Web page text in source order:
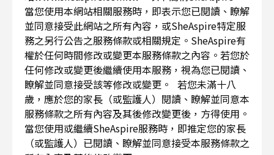
當您使用本網站相關服務時，即表示您已閱讀、瞭解
並同意接受此網站之所有內容，或SheAspire特定服
務之另行公告之服務條款或相關規定。SheAspire有
權於任何時間修改或變更本服務條款之內容。若您於
任何修改或變更後繼續使用本服務，視為您已閱讀、
瞭解並同意接受該等修改或變更。 若您未滿十八
歲，應於您的家長（或監護人）閱讀、瞭解並同意本
服務條款之所有內容及其後修改變更後，方得使用。
當您使用或繼續SheAspire服務時，即推定您的家長
（或監護人）已閱讀、瞭解並同意接受本服務條款之